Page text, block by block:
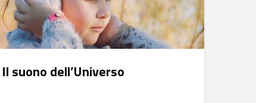
Il suono dell’Universo